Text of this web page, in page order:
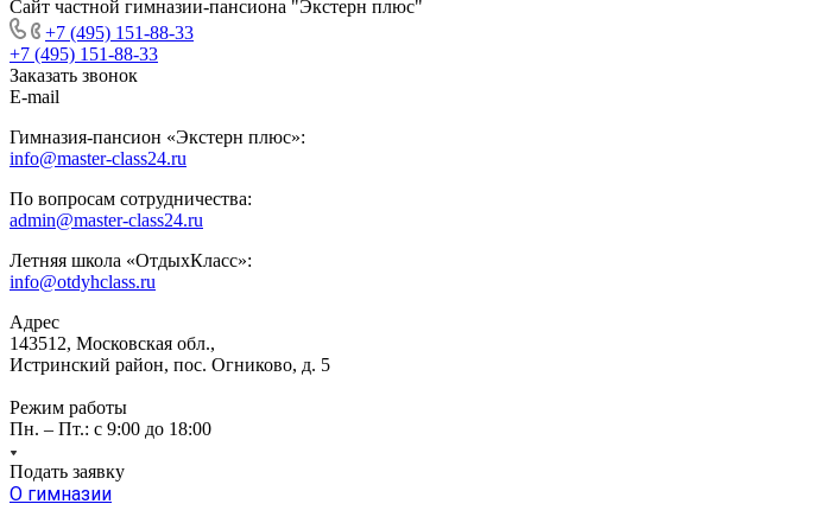
Сайт частной гимназии-пансиона "Экстерн плюс"
+7 (495) 151-88-33
+7 (495) 151-88-33
Заказать звонок
E-mail
Гимназия-пансион «Экстерн плюс»:
info@master-class24.ru
По вопросам сотрудничества:
admin@master-class24.ru
Летняя школа «ОтдыхКласс»:
info@otdyhclass.ru
Адрес
143512, Московская обл.,
Истринский район, пос. Огниково, д. 5
Режим работы
Пн. – Пт.: с 9:00 до 18:00
Подать заявку
О гимназии